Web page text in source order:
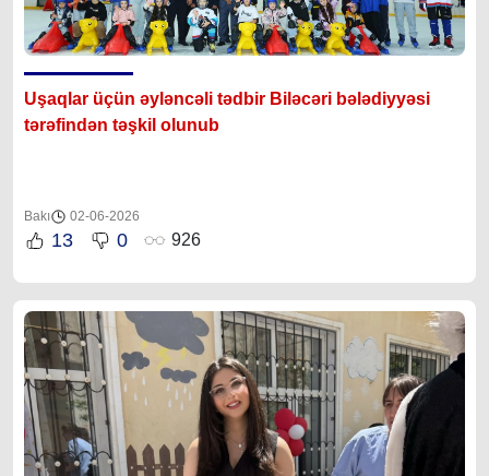
Uşaqlar üçün əyləncəli tədbir Biləcəri bələdiyyəsi
tərəfindən təşkil olunub
Bakı 02-06-2026
13 0 926